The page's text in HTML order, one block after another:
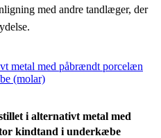
med andre tandlæger, der
metal med påbrændt porcelæn
(molar)
i alternativt metal med
kindtand i underkæbe